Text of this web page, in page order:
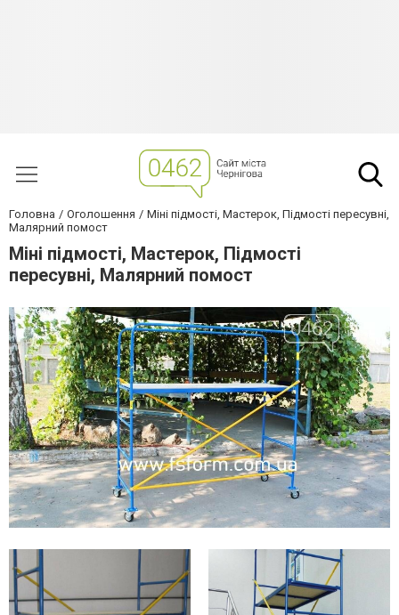
Головна Оголошення
Міні підмості, Мастерок, Підмості пересувні,
Малярний помост
Міні підмості, Мастерок, Підмості
пересувні, Малярний помост